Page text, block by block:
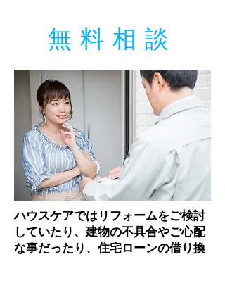
無料相談
ハウスケアではリフォームをご検討
していたり、建物の不具合やご心配
な事だったり、住宅ローンの借り換